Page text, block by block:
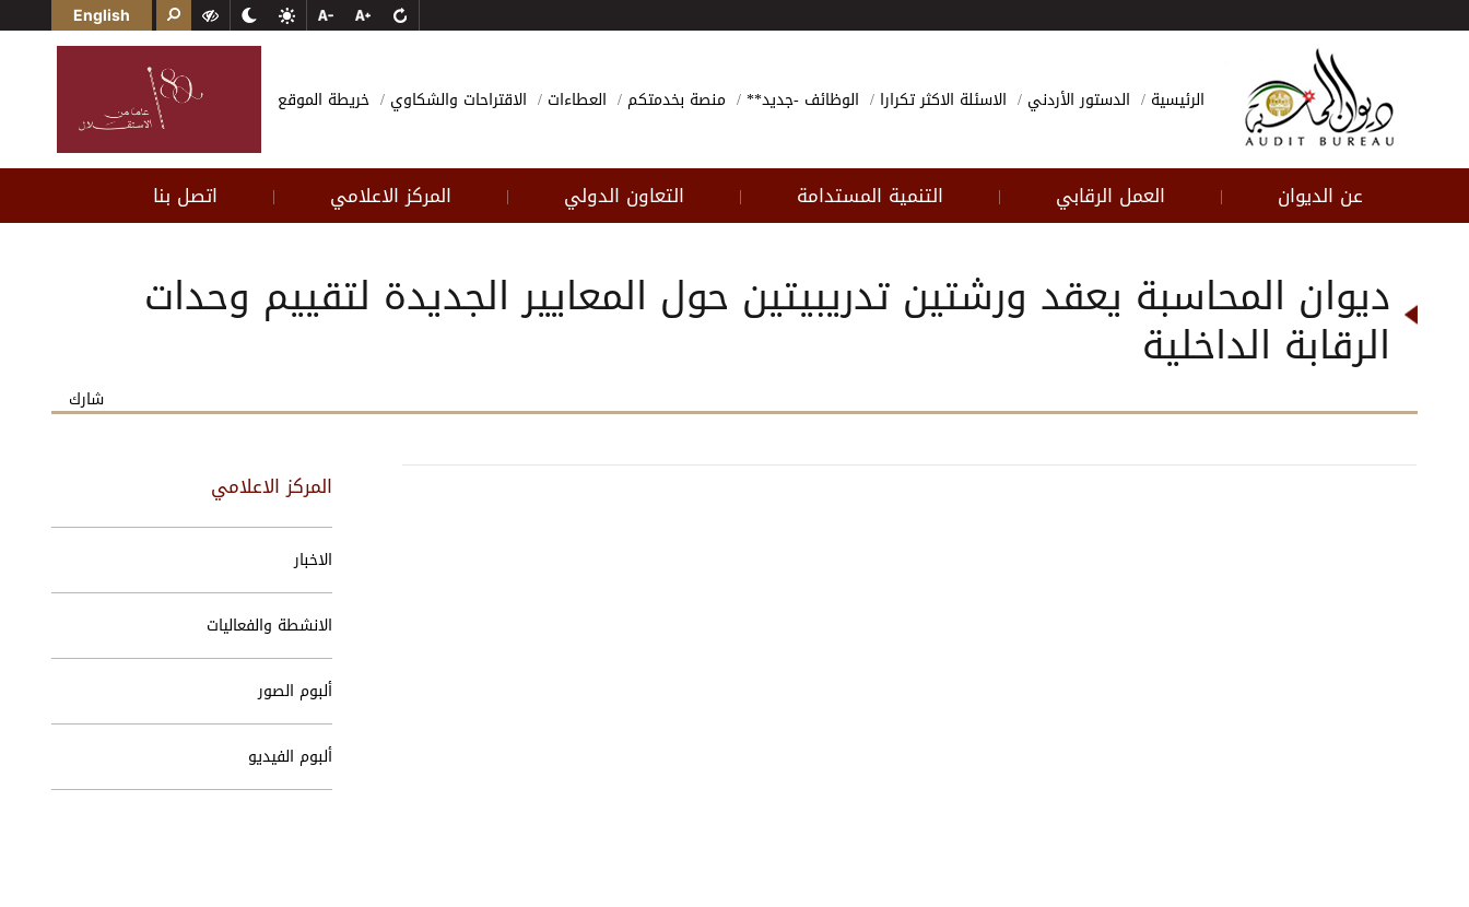
English
الرئيسية الدستور الأردني الاسئلة الاكثر تكرارا الوظائف -جديد** منصة بخدمتكم العطاءات الاقتراحات والشكاوي خريطة الموقع
عن الديوان | العمل الرقابي | التنمية المستدامة | التعاون الدولي | المركز الاعلامي | اتصل بنا
ديوان المحاسبة يعقد ورشتين تدريبيتين حول المعايير الجديدة لتقييم وحدات
الرقابة الداخلية
شارك
المركز الاعلامي
الاخبار
الانشطة والفعاليات
ألبوم الصور
ألبوم الفيديو